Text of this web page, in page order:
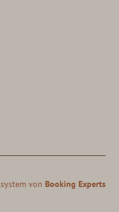
von Booking Experts